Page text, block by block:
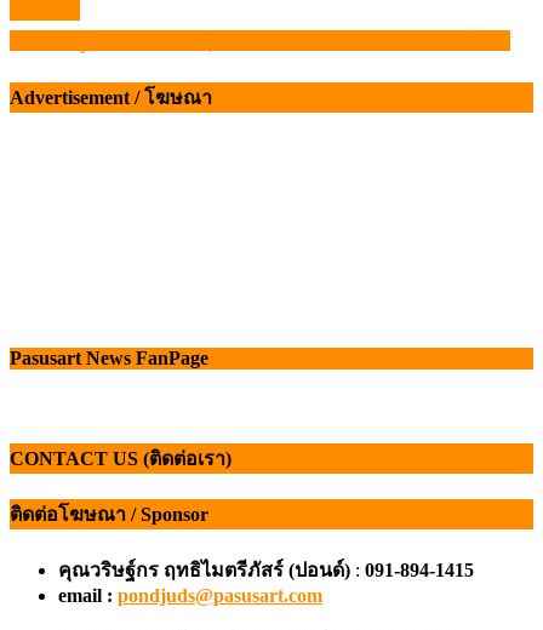
เรื่อง
Advertisement / โฆษณา
Pasusart News FanPage
CONTACT US (ติดต่อเรา)
ติดต่อโฆษณา / Sponsor
คุณวริษฐ์กร ฤทธิไมตรีภัสร์ (ปอนด์) : 091-894-1415
email : pondjuds@pasusart.com